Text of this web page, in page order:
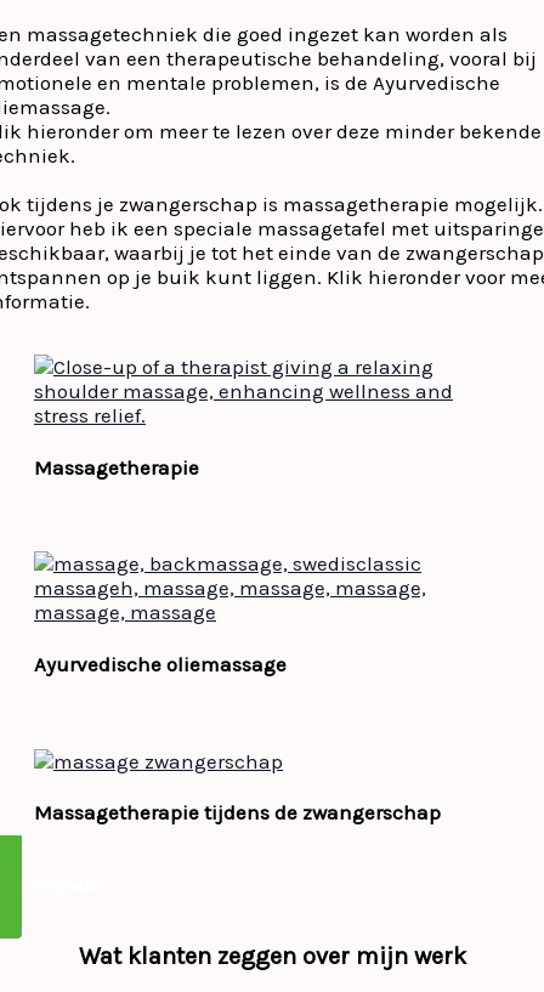
massagetechniek die goed ingezet kan worden als
van een therapeutische behandeling, vooral bij
en mentale problemen, is de Ayurvedische
hieronder om meer te lezen over deze minder bekende
tijdens je zwangerschap is massagetherapie mogelijk.
heb ik een speciale massagetafel met
waarbij je tot het einde van de zwangerschap
op je buik kunt liggen. Klik hieronder voor
Massagetherapie
Ayurvedische oliemassage
Massagetherapie tijdens de zwangerschap
Wat klanten zeggen over mijn werk